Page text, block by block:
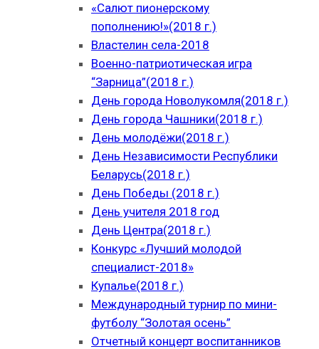
«Салют пионерскому
пополнению!»(2018 г.)
Властелин села-2018
Военно-патриотическая игра
“Зарница”(2018 г.)
День города Новолукомля(2018 г.)
День города Чашники(2018 г.)
День молодёжи(2018 г.)
День Независимости Республики
Беларусь(2018 г.)
День Победы (2018 г.)
День учителя 2018 год
День Центра(2018 г.)
Конкурс «Лучший молодой
специалист-2018»
Купалье(2018 г.)
Международный турнир по мини-
футболу “Золотая осень”
Отчетный концерт воспитанников